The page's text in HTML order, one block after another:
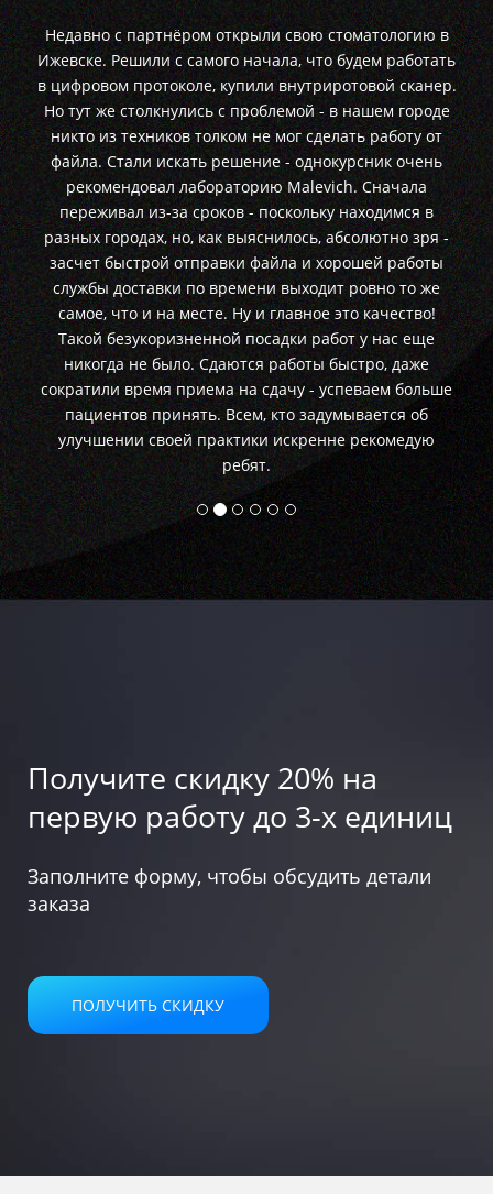
Недавно с партнёром открыли свою стоматологию в
Ижевске. Решили с самого начала, что будем работать
в цифровом протоколе, купили внутриротовой сканер.
Но тут же столкнулись с проблемой - в нашем городе
никто из техников толком не мог сделать работу от
файла. Стали искать решение - однокурсник очень
рекомендовал лабораторию Malevich. Сначала
переживал из-за сроков - поскольку находимся в
разных городах, но, как выяснилось, абсолютно зря -
засчет быстрой отправки файла и хорошей работы
службы доставки по времени выходит ровно то же
самое, что и на месте. Ну и главное это качество!
Такой безукоризненной посадки работ у нас еще
никогда не было. Сдаются работы быстро, даже
сократили время приема на сдачу - успеваем больше
пациентов принять. Всем, кто задумывается об
улучшении своей практики искренне рекомедую
ребят.
Получите скидку 20% на
первую работу до 3-х единиц
Заполните форму, чтобы обсудить детали
заказа
ПОЛУЧИТЬ СКИДКУ